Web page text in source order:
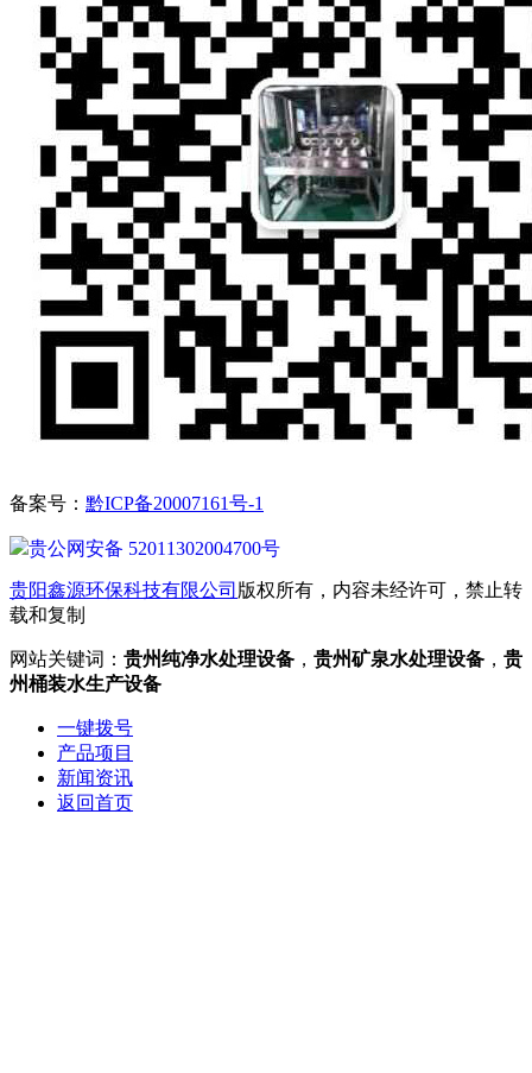
备案号： 黔ICP备20007161号-1
贵公网安备 52011302004700号
贵阳鑫源环保科技有限公司 版权所有，内容未经许可，禁止转
载和复制
网站关键词： 贵州纯净水处理设备 ， 贵州矿泉水处理设备 ， 贵
州桶装水生产设备
一键拨号
产品项目
新闻资讯
返回首页